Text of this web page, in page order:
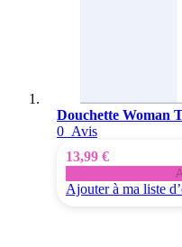
Douchette Woman
0 Avis
13,99 €
Ajouter à ma liste